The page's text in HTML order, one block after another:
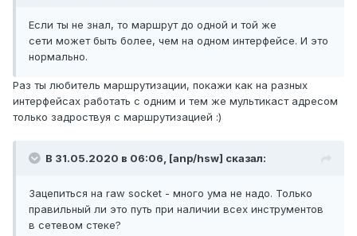
Если ты не знал, то маршрут до одной и той же
сети может быть более, чем на одном интерфейсе. И это
нормально.
Раз ты любитель маршрутизации, покажи как на разных
интерфейсах работать с одним и тем же мультикаст адресом
только задроствуя с маршрутизацией :)
В 31.05.2020 в 06:06, [anp/hsw] сказал:
Зацепиться на raw socket - много ума не надо. Только
правильный ли это путь при наличии всех инструментов
в сетевом стеке?